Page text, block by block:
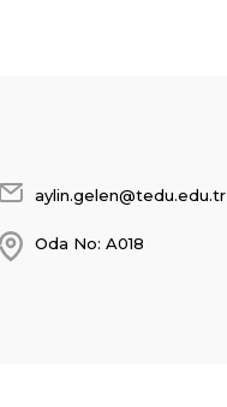
aylin.gelen@tedu.edu.tr
Oda No: A018